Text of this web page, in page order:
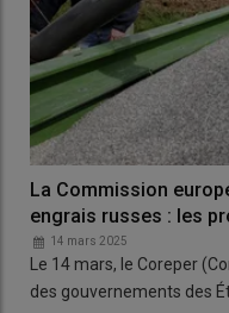
La Commission
engrais russes : les
14 mars 2025
Le 14 mars, le Coreper
des gouvernements des